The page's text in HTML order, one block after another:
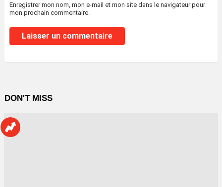
Enregistrer mon nom, mon e-mail et mon site dans le navigateur pour
mon prochain commentaire.
DON'T MISS